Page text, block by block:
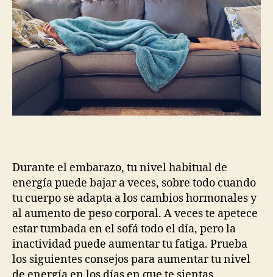
energía
bajo
Durante el embarazo, tu nivel habitual de
energía puede bajar a veces, sobre todo cuando
tu cuerpo se adapta a los cambios hormonales y
al aumento de peso corporal. A veces te apetece
estar tumbada en el sofá todo el día, pero la
inactividad puede aumentar tu fatiga. Prueba
los siguientes consejos para aumentar tu nivel